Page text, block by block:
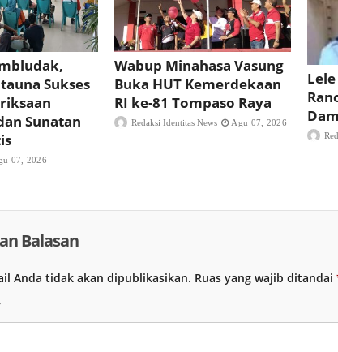
Sukses
Sunatan
07, 2026
Wabup Minahasa Vasung
Buka HUT Kemerdekaan
RI ke-81 Tompaso Raya
Redaksi Identitas News Agu 07, 2026
Balasan
Anda tidak akan dipublikasikan. Ruas yang wajib ditandai